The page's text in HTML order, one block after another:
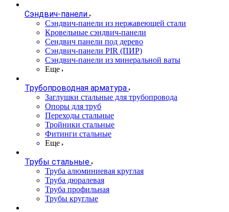
Сэндвич-панели
Cэндвич-панели из нержавеющей стали
Кровельные сэндвич-панели
Сендвич панели под дерево
Сэндвич-панели PIR (ПИР)
Сэндвич-панели из минеральной ваты
Еще
Трубопроводная арматура
Заглушки стальные для трубопровода
Опоры для труб
Переходы стальные
Тройники стальные
Фитинги стальные
Еще
Трубы стальные
Труба алюминиевая круглая
Труба дюралевая
Труба профильная
Трубы круглые